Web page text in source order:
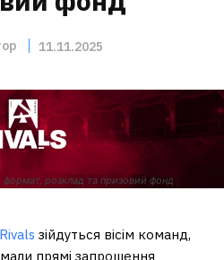
11.11.2025
розклад та призовий фонд
зійдуться вісім команд,
прямі запрошення